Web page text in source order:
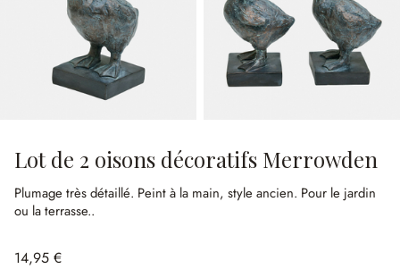
Lot de 2 oisons décoratifs Merrowden
Plumage très détaillé. Peint à la main, style ancien. Pour le jardin
ou la terrasse..
14,95 €